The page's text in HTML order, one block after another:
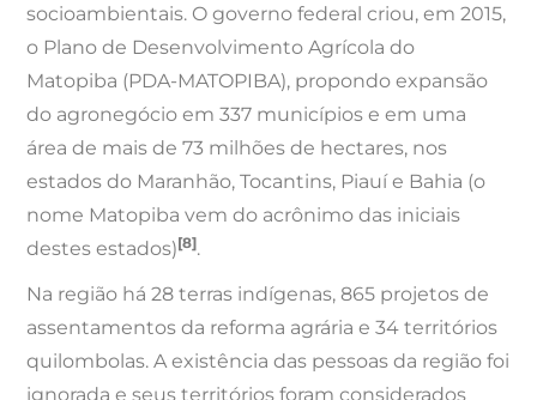
socioambientais. O governo federal criou, em 2015,
o Plano de Desenvolvimento Agrícola do
Matopiba (PDA-MATOPIBA), propondo expansão
do agronegócio em 337 municípios e em uma
área de mais de 73 milhões de hectares, nos
estados do Maranhão, Tocantins, Piauí e Bahia (o
nome Matopiba vem do acrônimo das iniciais
destes estados)[8].
Na região há 28 terras indígenas, 865 projetos de
assentamentos da reforma agrária e 34 territórios
quilombolas. A existência das pessoas da região foi
ignorada e seus territórios foram considerados